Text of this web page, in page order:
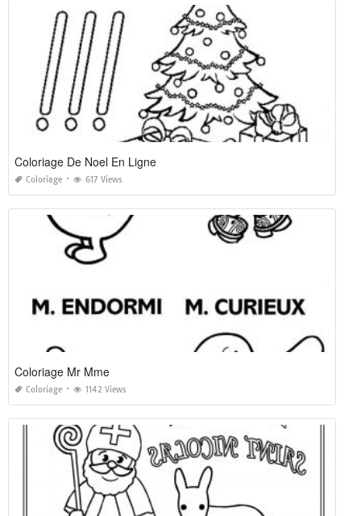
Coloriage De Noel En Ligne
Coloriage 617 Views
Coloriage Mr Mme
Coloriage 1142 Views